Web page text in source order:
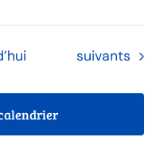
Évènements
suivants